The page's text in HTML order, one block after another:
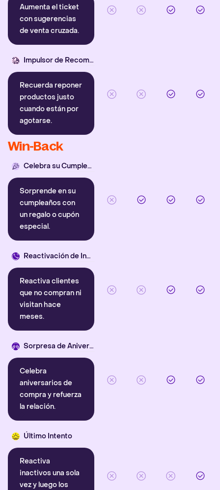
Aumenta el ticket
con sugerencias
de venta cruzada.
Impulsor de Recompra
Recuerda reponer
productos justo
cuando están por
agotarse.
Win-Back
Celebra su Cumpleaños
Sorprende en su
cumpleaños con
un regalo o cupón
especial.
Reactivación de Inactivos
Reactiva clientes
que no compran ni
visitan hace
meses.
Sorpresa de Aniversario
Celebra
aniversarios de
compra y refuerza
la relación.
Último Intento
Reactiva
inactivos una sola
vez y luego los